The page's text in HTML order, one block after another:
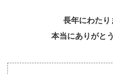
長年にわたり
本当にありがと